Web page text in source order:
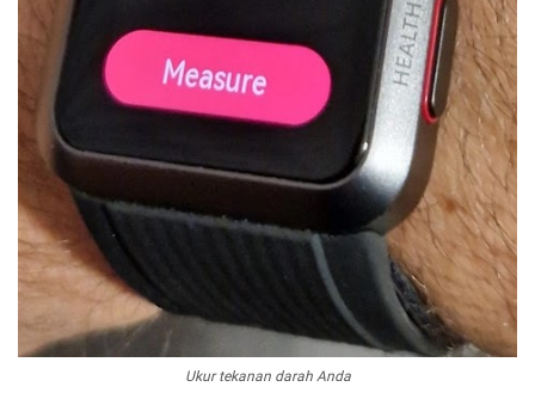
Ukur tekanan darah Anda